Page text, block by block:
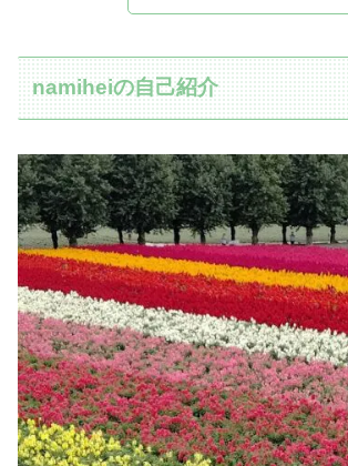
namiheiの自己紹介